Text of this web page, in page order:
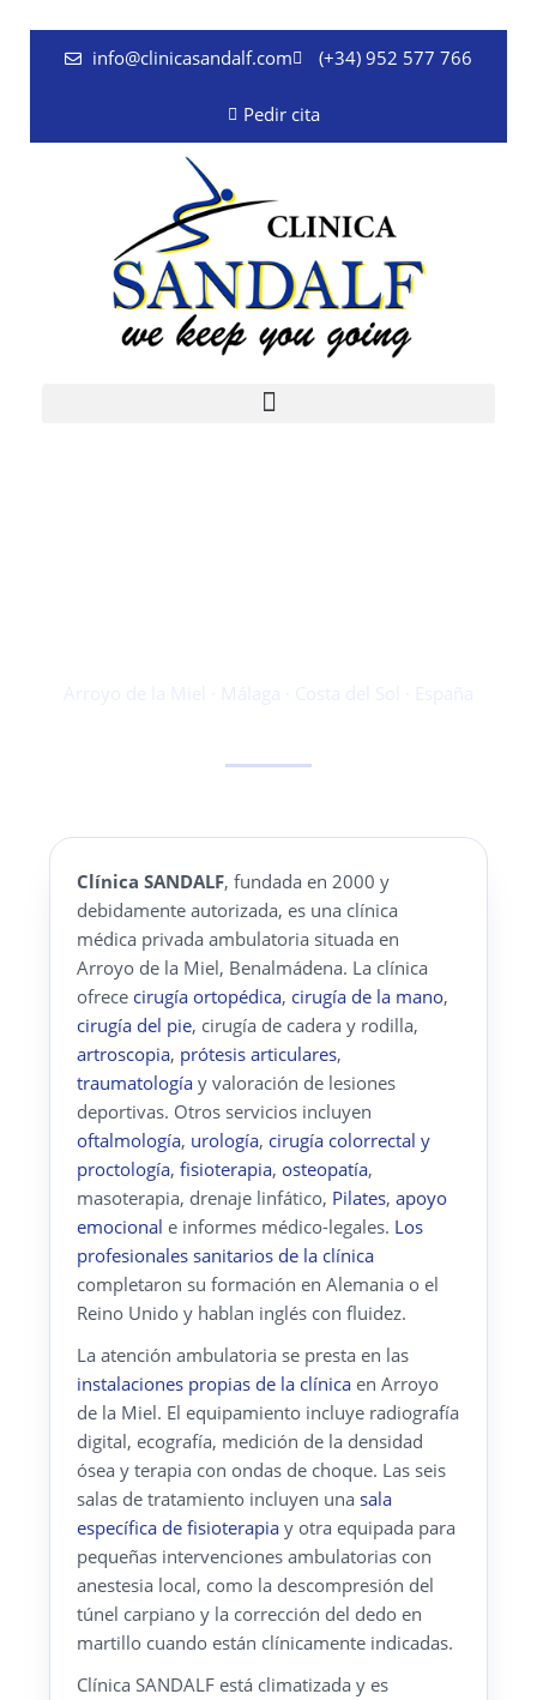
info@clinicasandalf.com (+34) 952 577 766
Pedir cita
Clínica SANDALF, fundada en 2000 y
debidamente autorizada, es una clínica
médica privada ambulatoria situada en
Arroyo de la Miel, Benalmádena. La clínica
ofrece cirugía ortopédica, cirugía de la mano,
cirugía del pie, cirugía de cadera y rodilla,
artroscopia, prótesis articulares,
traumatología y valoración de lesiones
deportivas. Otros servicios incluyen
oftalmología, urología, cirugía colorrectal y
proctología, fisioterapia, osteopatía,
masoterapia, drenaje linfático, Pilates, apoyo
emocional e informes médico-legales. Los
profesionales sanitarios de la clínica
completaron su formación en Alemania o el
Reino Unido y hablan inglés con fluidez.
La atención ambulatoria se presta en las
instalaciones propias de la clínica en Arroyo
de la Miel. El equipamiento incluye radiografía
digital, ecografía, medición de la densidad
ósea y terapia con ondas de choque. Las seis
salas de tratamiento incluyen una sala
específica de fisioterapia y otra equipada para
pequeñas intervenciones ambulatorias con
anestesia local, como la descompresión del
túnel carpiano y la corrección del dedo en
martillo cuando están clínicamente indicadas.
Clínica SANDALF está climatizada y es